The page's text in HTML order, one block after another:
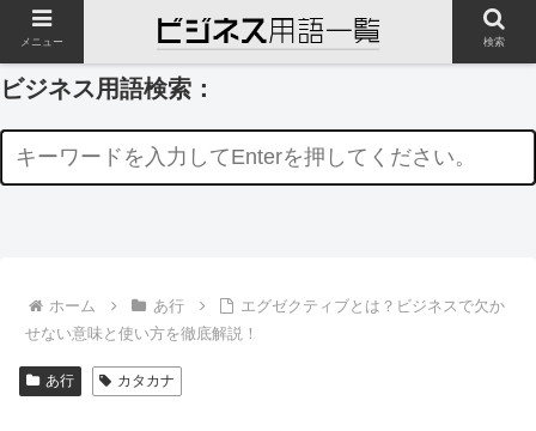
ビジネス用語検索：
ホーム あ行
エグゼクティブとは？ビジネスで欠か
せない意味と使い方を徹底解説！
あ行 カタカナ
メニュー 検索